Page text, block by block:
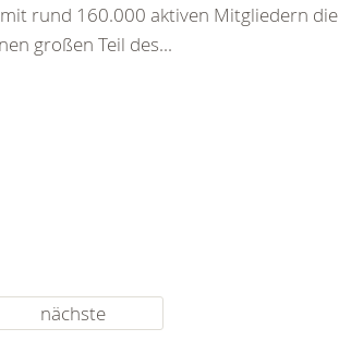
rund 160.000 aktiven Mitgliedern die
großen Teil des...
nächste